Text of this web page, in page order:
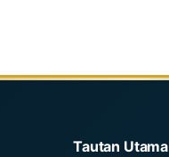
Tautan Utama